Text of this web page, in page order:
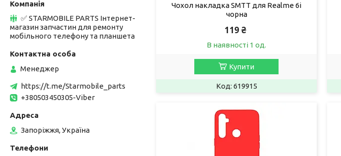
Чохол накладка SMTT для Realme 6i
чорна
119 ₴
В наявності 1 од.
Купити
619915
✅ STARMOBILE PARTS Інтернет-
магазин запчастин для ремонту
мобільного телефону та планшета
Менеджер
https://t.me/Starmobile_parts
+380503450305-Viber
Запоріжжя, Україна